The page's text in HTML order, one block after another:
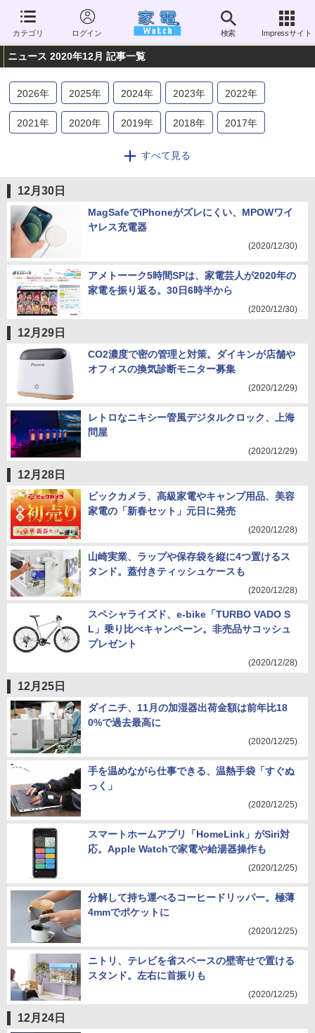
カテゴリ ログイン 検索 Impressサイト
ニュース 2020年12月 記事一覧
2026年 2025年 2024年 2023年 2022年
2021年 2020年 2019年 2018年 2017年
2014年 2013
2006年
すべて見る
12月30日
MagSafeでiPhoneがズレにくい、MPOWワイ
ヤレス充電器
(2020/12/30)
アメトーーク5時間SPは、家電芸人が2020年の
家電を振り返る。30日6時半から
(2020/12/30)
12月29日
CO2濃度で密の管理と対策。ダイキンが店舗や
オフィスの換気診断モニター募集
(2020/12/29)
レトロなニキシー管風デジタルクロック、上海
問屋
(2020/12/29)
12月28日
ビックカメラ、高級家電やキャンプ用品、美容
家電の「新春セット」元日に発売
(2020/12/28)
山崎実業、ラップや保存袋を縦に4つ置けるス
タンド。蓋付きティッシュケースも
(2020/12/28)
スペシャライズド、e-bike「TURBO VADO S
L」乗り比べキャンペーン。非売品サコッシュ
プレゼント
(2020/12/28)
12月25日
ダイニチ、11月の加湿器出荷金額は前年比18
0%で過去最高に
(2020/12/25)
手を温めながら仕事できる、温熱手袋「すぐぬ
っく」
(2020/12/25)
スマートホームアプリ「HomeLink」がSiri対
応。Apple Watchで家電や給湯器操作も
(2020/12/25)
分解して持ち運べるコーヒードリッパー。極薄
4mmでポケットに
(2020/12/25)
ニトリ、テレビを省スペースの壁寄せで置ける
スタンド。左右に首振りも
(2020/12/25)
12月24日